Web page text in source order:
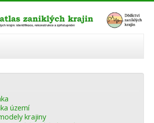
území
krajiny